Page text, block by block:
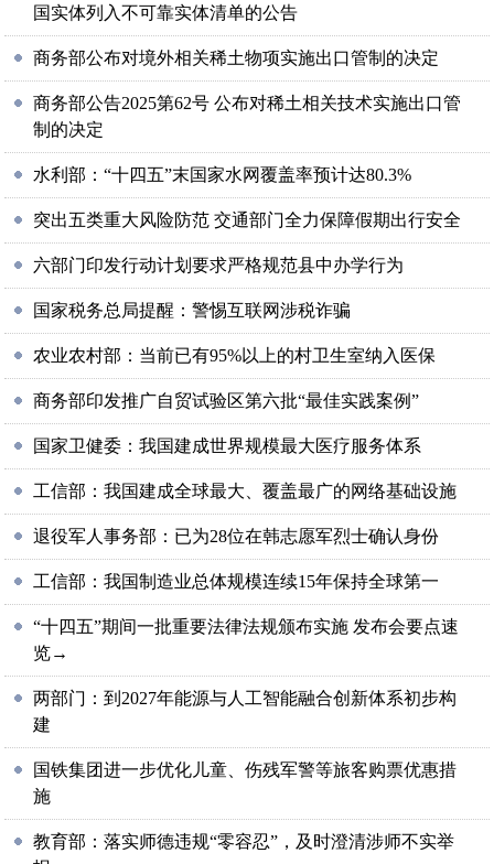
国实体列入不可靠实体清单的公告
商务部公布对境外相关稀土物项实施出口管制的决定
商务部公告2025第62号 公布对稀土相关技术实施出口管
制的决定
水利部：“十四五”末国家水网覆盖率预计达80.3%
突出五类重大风险防范 交通部门全力保障假期出行安全
六部门印发行动计划要求严格规范县中办学行为
国家税务总局提醒：警惕互联网涉税诈骗
农业农村部：当前已有95%以上的村卫生室纳入医保
商务部印发推广自贸试验区第六批“最佳实践案例”
国家卫健委：我国建成世界规模最大医疗服务体系
工信部：我国建成全球最大、覆盖最广的网络基础设施
退役军人事务部：已为28位在韩志愿军烈士确认身份
工信部：我国制造业总体规模连续15年保持全球第一
“十四五”期间一批重要法律法规颁布实施 发布会要点速
览→
两部门：到2027年能源与人工智能融合创新体系初步构
建
国铁集团进一步优化儿童、伤残军警等旅客购票优惠措
施
教育部：落实师德违规“零容忍”，及时澄清涉师不实举